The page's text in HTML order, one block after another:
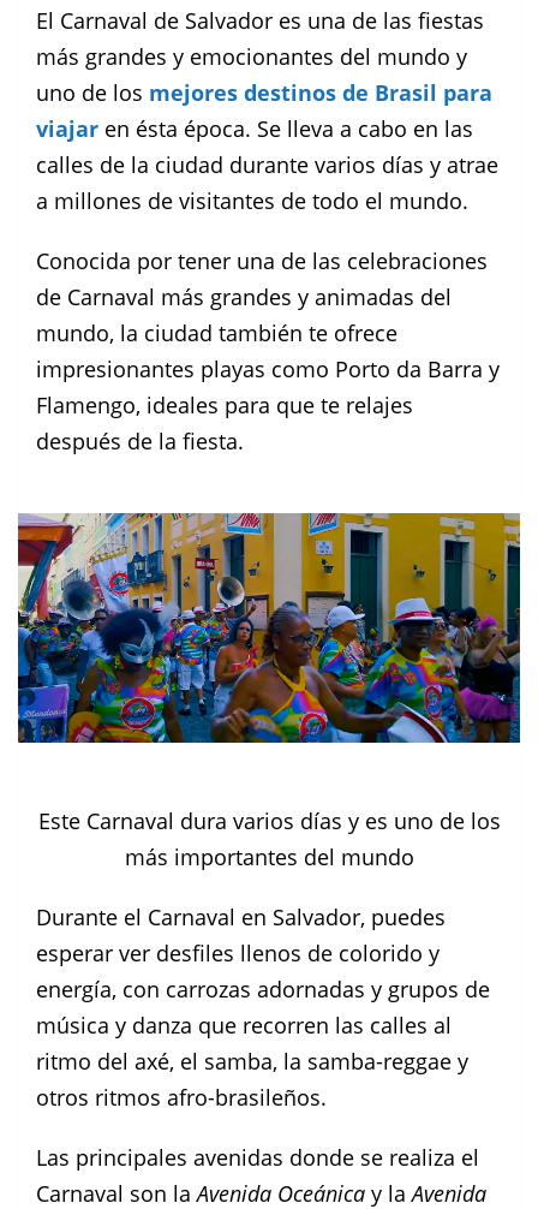
El Carnaval de Salvador es una de las fiestas
más grandes y emocionantes del mundo y
uno de los mejores destinos de Brasil para
viajar en ésta época. Se lleva a cabo en las
calles de la ciudad durante varios días y atrae
a millones de visitantes de todo el mundo.
Conocida por tener una de las celebraciones
de Carnaval más grandes y animadas del
mundo, la ciudad también te ofrece
impresionantes playas como Porto da Barra y
Flamengo, ideales para que te relajes
después de la fiesta.
Este Carnaval dura varios días y es uno de los
más importantes del mundo
Durante el Carnaval en Salvador, puedes
esperar ver desfiles llenos de colorido y
energía, con carrozas adornadas y grupos de
música y danza que recorren las calles al
ritmo del axé, el samba, la samba-reggae y
otros ritmos afro-brasileños.
Las principales avenidas donde se realiza el
Carnaval son laAvenida Oceánica y laAvenida